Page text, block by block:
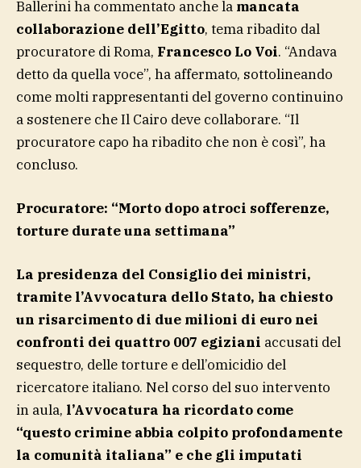
Ballerini ha commentato anche la mancata
collaborazione dell’Egitto, tema ribadito dal
procuratore di Roma, Francesco Lo Voi. “Andava
detto da quella voce”, ha affermato, sottolineando
come molti rappresentanti del governo continuino
a sostenere che Il Cairo deve collaborare. “Il
procuratore capo ha ribadito che non è così”, ha
concluso.
Procuratore: “Morto dopo atroci sofferenze,
torture durate una settimana”
La presidenza del Consiglio dei ministri,
tramite l’Avvocatura dello Stato, ha chiesto
un risarcimento di due milioni di euro nei
confronti dei quattro 007 egiziani accusati del
sequestro, delle torture e dell’omicidio del
ricercatore italiano. Nel corso del suo intervento
in aula, l’Avvocatura ha ricordato come
“questo crimine abbia colpito profondamente
la comunità italiana” e che gli imputati